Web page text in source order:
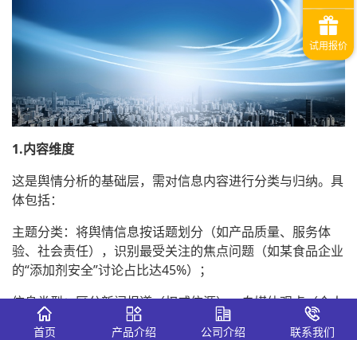
1.内容维度
这是舆情分析的基础层，需对信息内容进行分类与归纳。具
体包括：
主题分类：将舆情信息按话题划分（如产品质量、服务体
验、社会责任），识别最受关注的焦点问题（如某食品企业
的“添加剂安全”讨论占比达45%）；
信息类型：区分新闻报道（权威信源）、自媒体观点（个人
体验）、官方声明（企业/政府回应）等信源类型，判断信
首页 产品介绍 公司介绍 联系我们